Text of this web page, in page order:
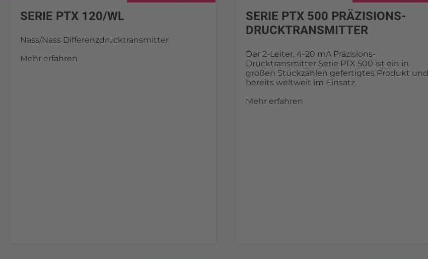
SERIE PTX 120/WL
Nass/Nass Differenzdrucktransmitter
Mehr erfahren
SERIE PTX 500 PRÄZISIONS-
DRUCKTRANSMITTER
Der 2-Leiter, 4-20 mA Präzisions-
Drucktransmitter Serie PTX 500 ist ein in
großen Stückzahlen gefertigtes Produkt und
bereits weltweit im Einsatz.
Mehr erfahren